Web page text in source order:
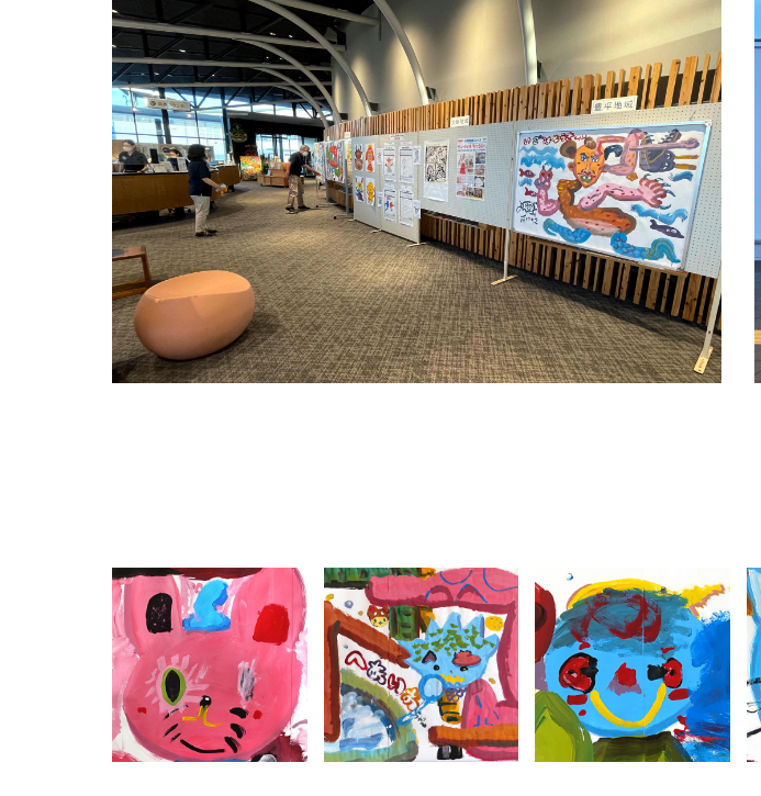
NO.326 福岡県
『福岡市動物
園-02』
PICTURE BOOK
NO.274 鹿児島県
鹿児島市『伊敷台
小学校』
PICTURE BOOK
NO.331 福岡県福
岡市『アイランド
アイ』
PICTURE BOOK